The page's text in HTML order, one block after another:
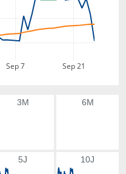
Sep 7 Sep 21
3M 6M
5J 10J